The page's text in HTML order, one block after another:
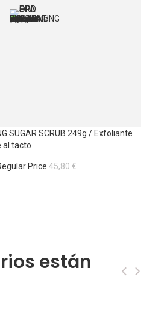
SUGAR SCRUB 249g / Exfoliante
al tacto
Price45,80 €
están ‹ ›